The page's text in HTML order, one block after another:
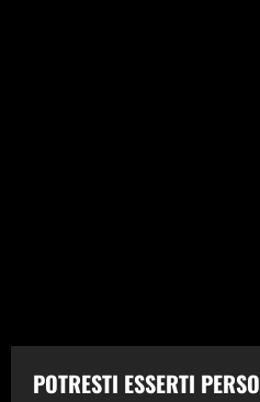
POTRESTI ESSERTI PERSO